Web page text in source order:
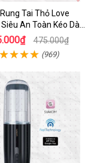
Tai Thỏ Love
An Toàn Kéo Dài
Thời Gian475.000₫
(969)